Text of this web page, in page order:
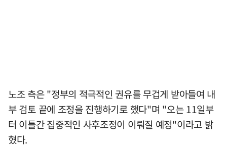
노조 측은 "정부의 적극적인 권유를 무겁게 받아들여 내
부 검토 끝에 조정을 진행하기로 했다"며 "오는 11일부
터 이틀간 집중적인 사후조정이 이뤄질 예정"이라고 밝
혔다.